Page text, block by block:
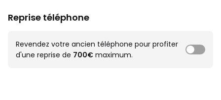
Reprise téléphone
Revendez votre ancien téléphone pour profiter
d'une reprise de 700€ maximum.